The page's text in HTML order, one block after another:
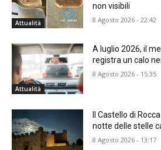
Attualità
non visibili
8 Agosto 2026 - 22:42
Attualità
A luglio 2026, il
registra un calo
8 Agosto 2026 - 15:35
Il Castello di
notte delle stelle
8 Agosto 2026 - 13:17